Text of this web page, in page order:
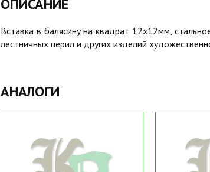
ОПИСАНИЕ
Вставка в балясину на квадрат 12х12мм,
лестничных перил и других изделий
АНАЛОГИ